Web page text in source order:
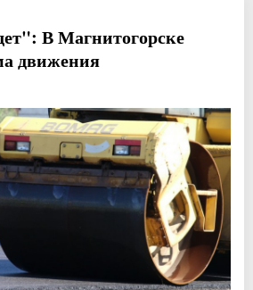
В Магнитогорске
движения